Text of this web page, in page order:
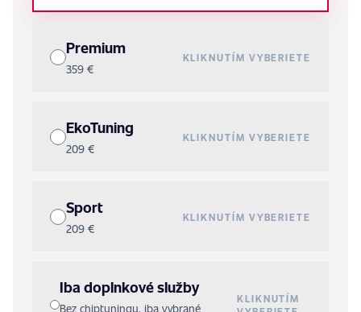
Premium
359 €
KLIKNUTÍM VYBERIETE
EkoTuning
209 €
KLIKNUTÍM VYBERIETE
Sport
209 €
KLIKNUTÍM VYBERIETE
Iba doplnkové služby
Bez chiptuningu, iba vybrané
KLIKNUTÍM